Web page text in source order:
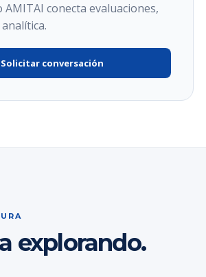
AMITAI conecta evaluaciones,
Solicitar conversación
explorando.